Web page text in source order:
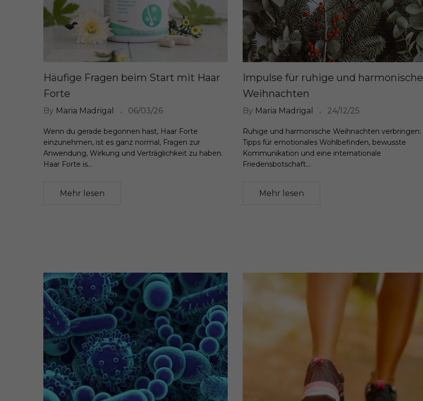
Häufige Fragen beim Start mit Haar
Forte
By Maria Madrigal 06/03/26
Wenn du gerade begonnen hast, Haar Forte
einzunehmen, ist es ganz normal, Fragen zur
Anwendung, Wirkung und Verträglichkeit zu haben.
Haar Forte is...
Mehr lesen
Impulse für ruhige und harmonische
Weihnachten
By Maria Madrigal 24/12/25
Ruhige und harmonische Weihnachten verbringen:
Tipps für emotionales Wohlbefinden, bewusste
Kommunikation und eine internationale
Friedensbotschaft...
Mehr lesen